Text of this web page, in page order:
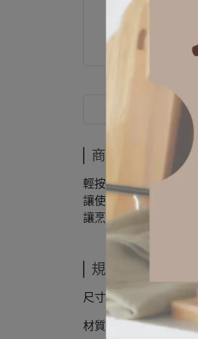
商品介紹
輕按握柄即可開合，
讓使用更穩定省力，
讓烹飪、盛盤都更俐
規格說明
尺寸：一般款 224mm /
材質：不鏽鋼、矽膠